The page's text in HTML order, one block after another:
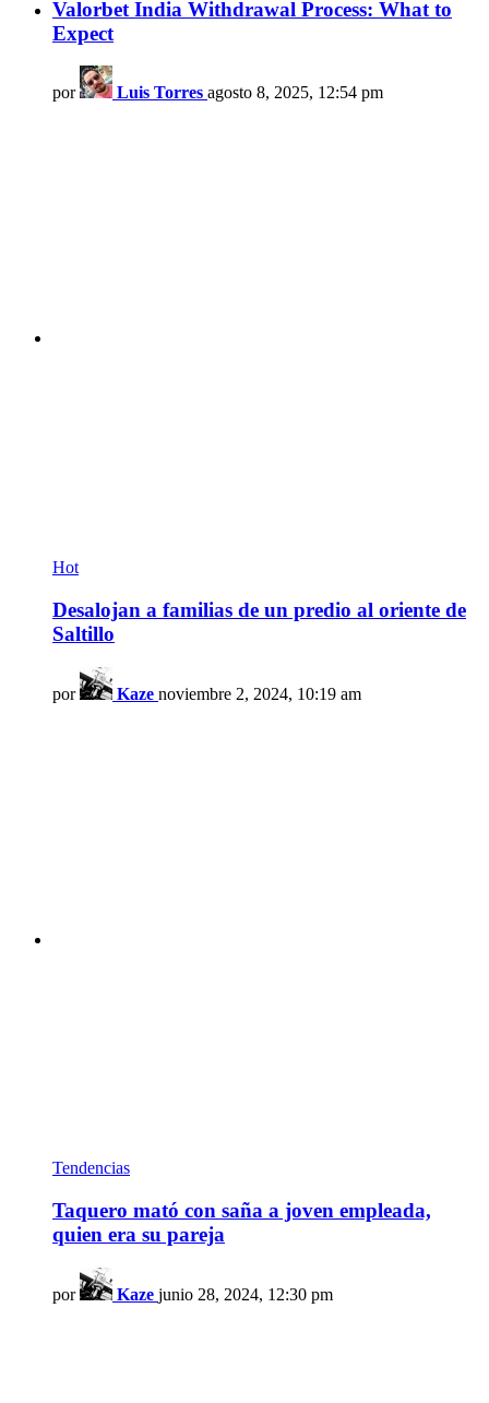
Valorbet India Withdrawal Process: What to
Expect
por Luis Torres agosto 8, 2025, 12:54 pm
Hot
Desalojan a familias de un predio al oriente de
Saltillo
por Kaze noviembre 2, 2024, 10:19 am
Tendencias
Taquero mató con saña a joven empleada,
quien era su pareja
por Kaze junio 28, 2024, 12:30 pm